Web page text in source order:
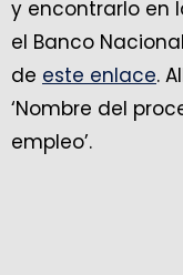
y encontrarlo en
el Banco
de este enlace.
‘Nombre del
empleo’.